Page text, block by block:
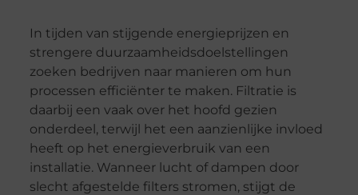
In tijden van stijgende energieprijzen en
strengere duurzaamheidsdoelstellingen
zoeken bedrijven naar manieren om hun
processen efficiënter te maken. Filtratie is
daarbij een vaak over het hoofd gezien
onderdeel, terwijl het een aanzienlijke invloed
heeft op het energieverbruik van een
installatie. Wanneer lucht of dampen door
slecht afgestelde filters stromen, stijgt de